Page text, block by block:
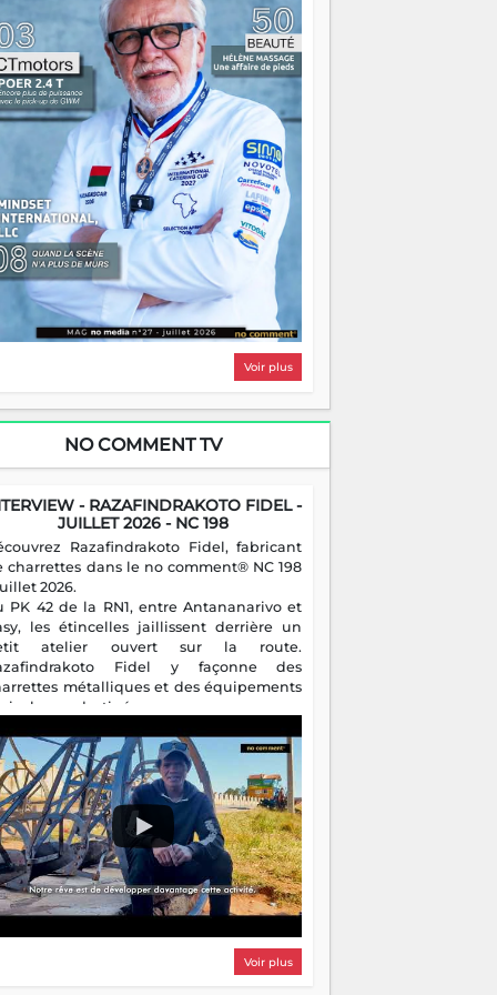
on pourrait s'arrêter là, applaudir et
chez soi satisfait. Mais ce serait
à côté d'une chose essentielle. La
ça brûle fort — et parfois, ça brûle
Une flamme sans direction peut
autant qu'elle peut consumer. C'est
que les aînés entrent en scène — pas
reprendre le gouvernail, mais pour
où sont les récifs. Les jeunes ont la
les vieux ont l'expérience, comme on
Ce n'est pas un combat de générations
c'est une question d'équipage. Partagez
réussites, mais aussi vos échecs. Surtout
échecs, d'ailleurs — ils enseignent
que n'importe quel manuel. À
la barque avance. Il faut juste
que tout le monde rame dans le
Voir plus
NO COMMENT TV
- RAZAFINDRAKOTO FIDEL -
JUILLET 2026 - NC 198
Razafindrakoto Fidel, fabricant
charrettes dans le no comment® NC 198
2026.
PK 42 de la RN1, entre Antananarivo et
les étincelles jaillissent derrière un
atelier ouvert sur la route.
Fidel y façonne des
métalliques et des équipements
destinés aux campagnes
il perpétue un métier discret mais
Voir plus